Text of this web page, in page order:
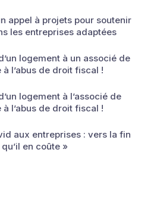
appel à projets pour soutenir
les entreprises adaptées
logement à un associé de
à l’abus de droit fiscal !
logement à l’associé de
à l’abus de droit fiscal !
aux entreprises : vers la fin
en coûte »